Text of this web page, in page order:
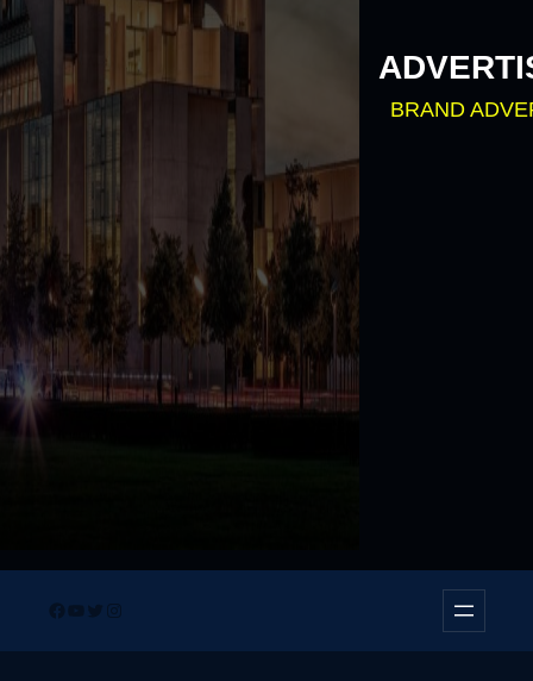
BRAND
Facebook
YouTube
TwitterInstagram